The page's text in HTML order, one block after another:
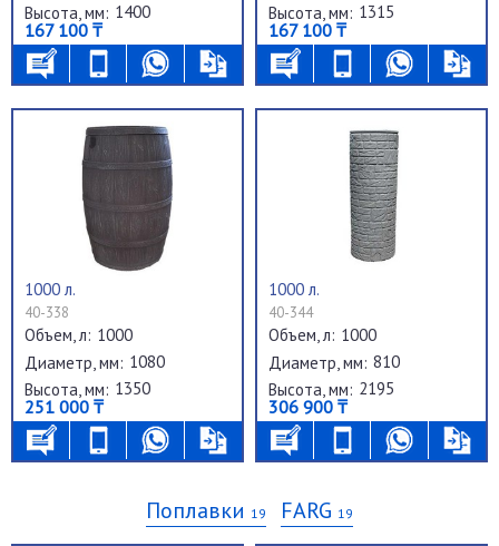
Высота, мм: 1400
167 100 ₸
Высота, мм: 1315
167 100 ₸
1000 л.
40-338
Объем, л: 1000
Диаметр, мм: 1080
Высота, мм: 1350
251 000 ₸
1000 л.
40-344
Объем, л: 1000
Диаметр, мм: 810
Высота, мм: 2195
306 900 ₸
Поплавки 19 FARG 19